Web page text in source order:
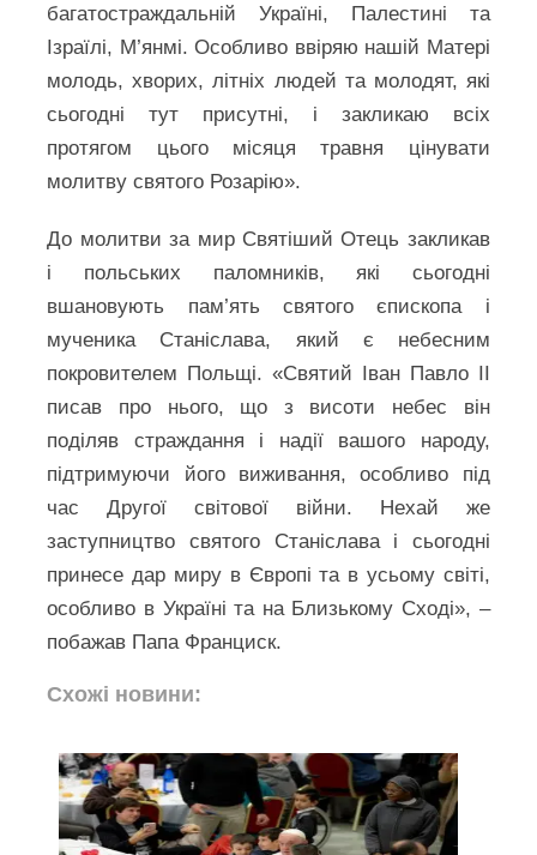
багатостраждальній Україні, Палестині та
Ізраїлі, М’янмі. Особливо ввіряю нашій Матері
молодь, хворих, літніх людей та молодят, які
сьогодні тут присутні, і закликаю всіх
протягом цього місяця травня цінувати
молитву святого Розарію».
До молитви за мир Святіший Отець закликав
і польських паломників, які сьогодні
вшановують пам’ять святого єпископа і
мученика Станіслава, який є небесним
покровителем Польщі. «Святий Іван Павло ІІ
писав про нього, що з висоти небес він
поділяв страждання і надії вашого народу,
підтримуючи його виживання, особливо під
час Другої світової війни. Нехай же
заступництво святого Станіслава і сьогодні
принесе дар миру в Європі та в усьому світі,
особливо в Україні та на Близькому Сході», –
побажав Папа Франциск.
Схожі новини: